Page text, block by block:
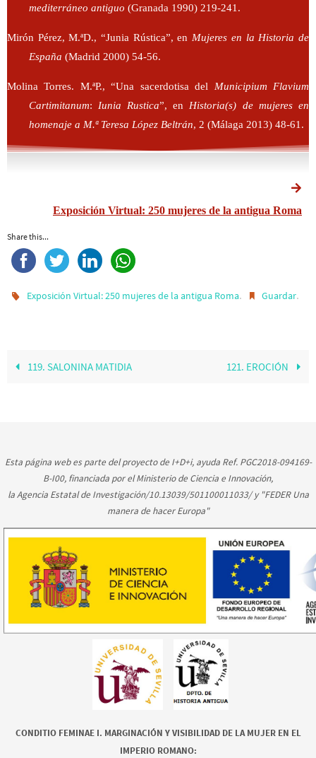
mediterráneo antiguo (Granada 1990) 219-241.
Mirón Pérez, M.ªD., “Junia Rústica”, en Mujeres en la Historia de
España (Madrid 2000) 54-56.
Molina Torres. M.ªP., “Una sacerdotisa del Municipium Flavium
Cartimitanum: Iunia Rustica”, enHistoria(s) de mujeres en
homenaje a M.ª Teresa López Beltrán, 2 (Málaga 2013) 48-61.
Exposición Virtual: 250 mujeres de la antigua Roma
Share this...
Exposición Virtual: 250 mujeres de la antigua Roma. Guardar.
119. SALONINA MATIDIA 121. EROCIÓN
Esta página web es parte del proyecto de I+D+i, ayuda Ref. PGC2018-094169-
B-I00, financiada por el Ministerio de Ciencia e Innovación,
la Agencia Estatal de Investigación/10.13039/501100011033/ y "FEDER Una
manera de hacer Europa"
CONDITIO FEMINAE I. MARGINACIÓN Y VISIBILIDAD DE LA MUJER EN EL
IMPERIO ROMANO: